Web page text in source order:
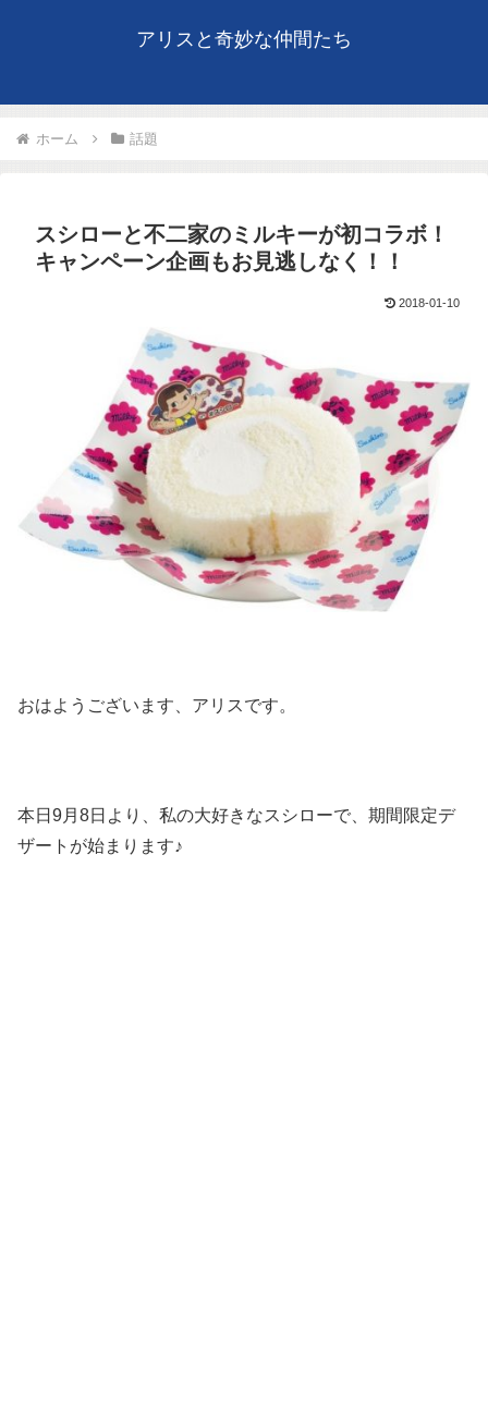
アリスと奇妙な仲間たち
ホーム 話題
スシローと不二家のミルキーが初コラボ！
キャンペーン企画もお見逃しなく！！
2018-01-10
おはようございます、アリスです。
本日9月8日より、私の大好きなスシローで、期間限定デ
ザートが始まります♪